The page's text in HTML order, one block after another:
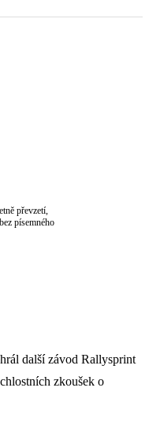
převzetí,
písemného
další závod Rallysprint
zkoušek o